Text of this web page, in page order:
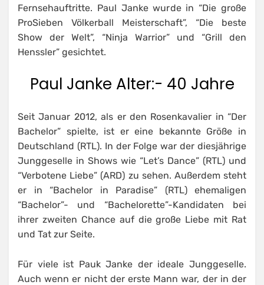
Fernsehauftritte. Paul Janke wurde in “Die große
ProSieben Völkerball Meisterschaft”, “Die beste
Show der Welt”, “Ninja Warrior” und “Grill den
Henssler” gesichtet.
Paul Janke Alter:- 40 Jahre
Seit Januar 2012, als er den Rosenkavalier in “Der
Bachelor” spielte, ist er eine bekannte Größe in
Deutschland (RTL). In der Folge war der diesjährige
Junggeselle in Shows wie “Let’s Dance” (RTL) und
“Verbotene Liebe” (ARD) zu sehen. Außerdem steht
er in “Bachelor in Paradise” (RTL) ehemaligen
“Bachelor”- und “Bachelorette”-Kandidaten bei
ihrer zweiten Chance auf die große Liebe mit Rat
und Tat zur Seite.
Für viele ist Pauk Janke der ideale Junggeselle.
Auch wenn er nicht der erste Mann war, der in der